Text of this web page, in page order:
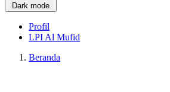
Dark mode
Profil
LPI Al Mufid
Beranda